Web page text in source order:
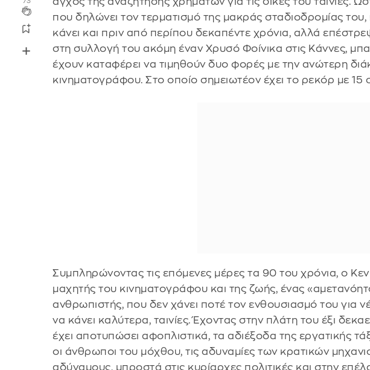
που δηλώνει τον τερματισμό της μακράς σταδιοδρομίας
κάνει και πριν από περίπου δεκαπέντε χρόνια, αλλά
στη συλλογή του ακόμη έναν Χρυσό Φοίνικα στις Κάννες,
έχουν καταφέρει να τιμηθούν δυο φορές με την ανώτερη
κινηματογράφου. Στο οποίο σημειωτέον έχει το ρεκόρ με 15
Συμπληρώνοντας τις επόμενες μέρες τα 90 του χρόνια, ο
μαχητής του κινηματογράφου και της ζωής, ένας
ανθρωπιστής, που δεν χάνει ποτέ τον ενθουσιασμό του για
να κάνει καλύτερα, ταινίες. Έχοντας στην πλάτη του έξι
έχει αποτυπώσει αφοπλιστικά, τα αδιέξοδα της εργατικής
οι άνθρωποι του μόχθου, τις αδυναμίες των κρατικών
αδύναμους, μπροστά στις κυρίαρχες πολιτικές και στην